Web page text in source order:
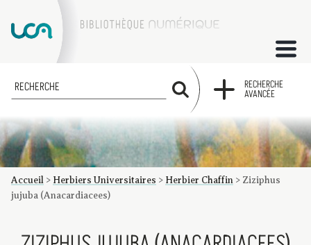
ACCUEIL
COLLECTIONS
FACTUMS
Les factums à la BU
Présentation du corpus de factums de la collection Marie
Bibliographie
Glossaire
Index de recherche
RECHERCHE
RECHERCHE
AVANCÉE
Accueil > Herbiers Universitaires > Herbier Chaffin > Ziziphus
jujuba (Anacardiacees)